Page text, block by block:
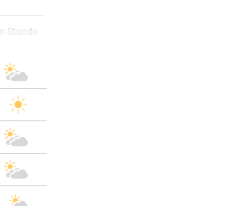
Stunde
Stunde
Stunde